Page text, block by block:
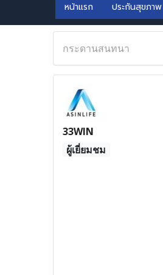
หน้าแรก ประกันสุขภาพ
กระดานสนทนา
33WIN
ผู้เยี่ยมชม